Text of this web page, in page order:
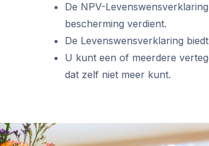
De NPV-
bescherming verdient.
De Levenswensverklaring
U kunt een of meerdere
dat zelf niet meer kunt.